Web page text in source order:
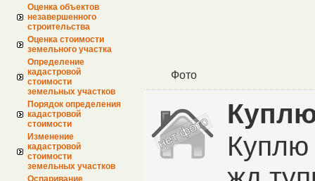
Оценка объектов
незавершенного
строительства
Оценка стоимости
земельного участка
Определение
кадастровой
стоимости
земельных участков
Порядок определения
кадастровой
стоимости
Изменение
кадастровой
стоимости
земельных участков
Оспаривание
Фото
Куплю